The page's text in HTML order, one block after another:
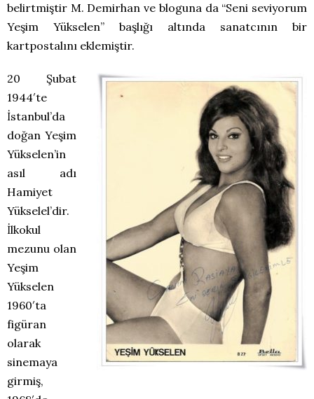
belirtmiştir M. Demirhan ve bloguna da “Seni seviyorum
Yeşim Yükselen” başlığı altında sanatcının bir
kartpostalını eklemiştir.
20 Şubat
1944′te
İstanbul’da
doğan Yeşim
Yükselen’in
asıl adı
Hamiyet
Yükselel’dir.
İlkokul
mezunu olan
Yeşim
Yükselen
1960′ta
figüran
olarak
sinemaya
girmiş,